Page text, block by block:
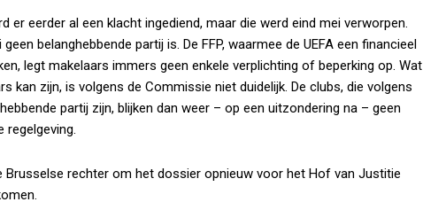
er eerder al een klacht ingediend, maar die werd eind mei verworpen.
belanghebbende partij is. De FFP, waarmee de UEFA een financieel
legt makelaars immers geen enkele verplichting of beperking op. Wat
kan zijn, is volgens de Commissie niet duidelijk. De clubs, die volgens
partij zijn, blijken dan weer – op een uitzondering na – geen
regelgeving.
Brusselse rechter om het dossier opnieuw voor het Hof van Justitie